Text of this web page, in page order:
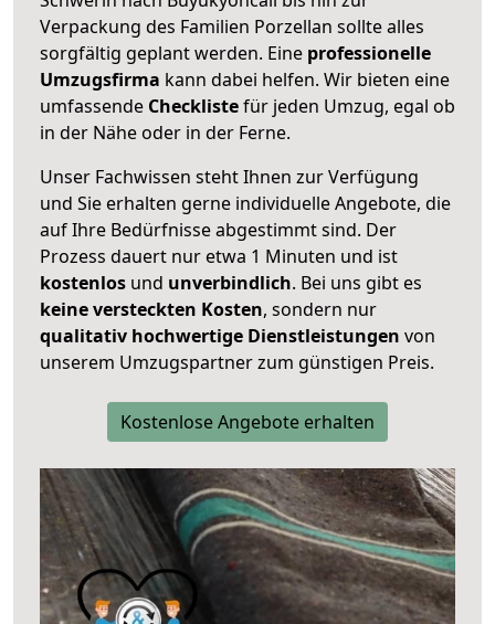
Verpackung des Familien Porzellan sollte alles
sorgfältig geplant werden. Eine professionelle
Umzugsfirma kann dabei helfen. Wir bieten eine
umfassende Checklistefür jeden Umzug, egal ob
in der Nähe oder in der Ferne.
Unser Fachwissen steht Ihnen zur Verfügung
und Sie erhalten gerne individuelle Angebote, die
auf Ihre Bedürfnisse abgestimmt sind. Der
Prozess dauert nur etwa 1 Minuten und ist
kostenlos und unverbindlich. Bei uns gibt es
keine versteckten Kosten, sondern nur
qualitativ hochwertige Dienstleistungen von
unserem Umzugspartner zum günstigen Preis.
Kostenlose Angebote erhalten